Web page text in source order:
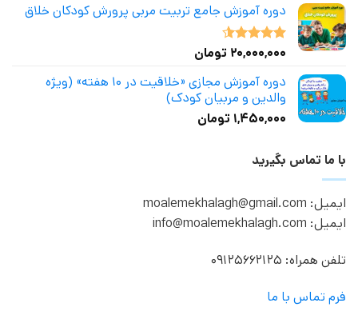
دوره آموزش جامع تربیت مربی پرورش کودکان خلاق
نمره4.50
۲۰,۰۰۰,۰۰۰ تومان
دوره آموزش مجازی «خلاقیت در ۱۰ هفته» (ویژه
والدین و مربیان کودک)
۱,۴۵۰,۰۰۰ تومان
با ما تماس بگیرید
ایمیل: moalemekhalagh@gmail.com
ایمیل: info@moalemekhalagh.com
تلفن همراه: 09125662125
فرم تماس با ما